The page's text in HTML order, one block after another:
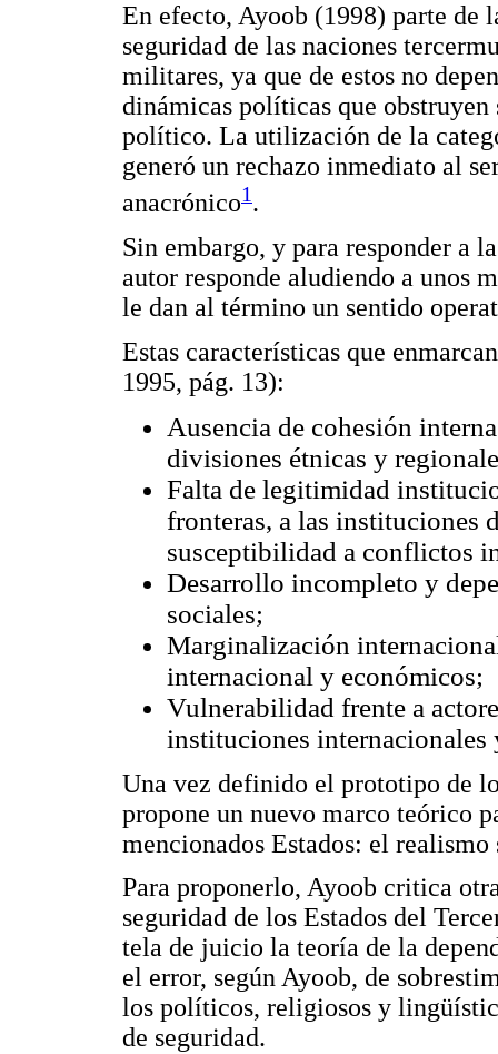
En efecto, Ayoob (1998) parte de
seguridad de las naciones
militares, ya que de estos no
dinámicas políticas que
político. La utilización de la
generó un rechazo inmediato al
anacrónico1.
Sin embargo, y para responder a
autor responde aludiendo a unos
le dan al término un sentido
Estas características que
1995, pág. 13):
Ausencia de cohesión
divisiones étnicas y
Falta de legitimidad
fronteras, a las instituciones
susceptibilidad a conflictos
Desarrollo incompleto y
sociales;
Marginalización
internacional y económicos;
Vulnerabilidad frente a
instituciones
Una vez definido el prototipo de
propone un nuevo marco teórico
mencionados Estados: el realismo
Para proponerlo, Ayoob critica
seguridad de los Estados del
tela de juicio la teoría de la
el error, según Ayoob, de
los políticos, religiosos y
de seguridad.